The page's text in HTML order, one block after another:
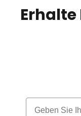
Email